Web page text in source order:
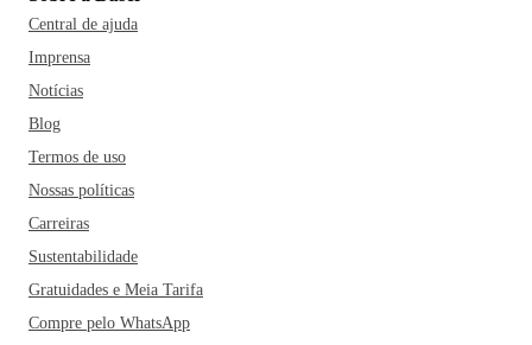
Central de ajuda
Imprensa
Notícias
Blog
Termos de uso
Nossas políticas
Carreiras
Sustentabilidade
Gratuidades e Meia Tarifa
Compre pelo WhatsApp